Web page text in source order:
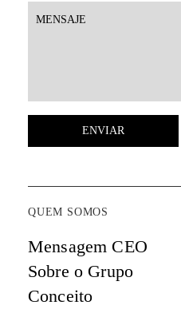
QUEM SOMOS
Mensagem CEO
Sobre o Grupo
Conceito